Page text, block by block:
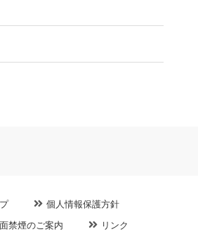
個人情報保護方針
禁煙のご案内
リンク